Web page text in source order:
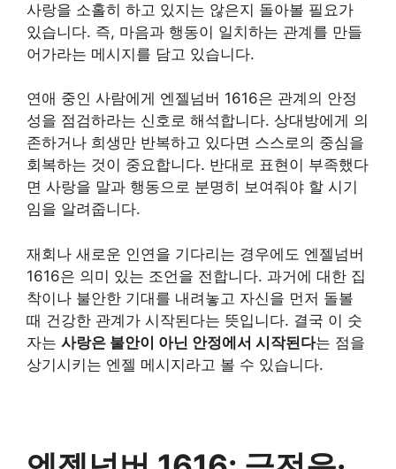
사랑을 소홀히 하고 있지는 않은지 돌아볼 필요가
있습니다. 즉, 마음과 행동이 일치하는 관계를 만들
어가라는 메시지를 담고 있습니다.
연애 중인 사람에게 엔젤넘버 1616은 관계의 안정
성을 점검하라는 신호로 해석합니다. 상대방에게 의
존하거나 희생만 반복하고 있다면 스스로의 중심을
회복하는 것이 중요합니다. 반대로 표현이 부족했다
면 사랑을 말과 행동으로 분명히 보여줘야 할 시기
임을 알려줍니다.
재회나 새로운 인연을 기다리는 경우에도 엔젤넘버
1616은 의미 있는 조언을 전합니다. 과거에 대한 집
착이나 불안한 기대를 내려놓고 자신을 먼저 돌볼
때 건강한 관계가 시작된다는 뜻입니다. 결국 이 숫
자는 사랑은 불안이 아닌 안정에서 시작된다는 점을
상기시키는 엔젤 메시지라고 볼 수 있습니다.